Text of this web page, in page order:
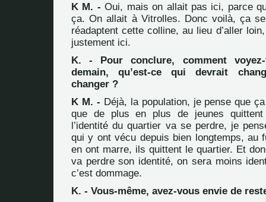
K M. - Oui, mais on allait pas ici, parce
ça. On allait à Vitrolles. Donc voilà, ça
réadaptent cette colline, au lieu d’aller
justement ici.
K. - Pour conclure, comment
demain, qu’est-ce qui devrait
changer ?
K M. - Déjà, la population, je pense que
que de plus en plus de jeunes
l’identité du quartier va se perdre, je
qui y ont vécu depuis bien longtemps, au
en ont marre, ils quittent le quartier. Et
va perdre son identité, on sera moins
c’est dommage.
K. - Vous-même, avez-vous envie de